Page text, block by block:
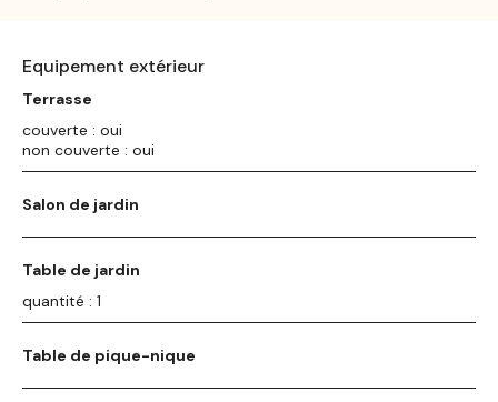
Equipement extérieur
Terrasse
couverte : oui
non couverte : oui
Salon de jardin
Table de jardin
quantité : 1
Table de pique-nique